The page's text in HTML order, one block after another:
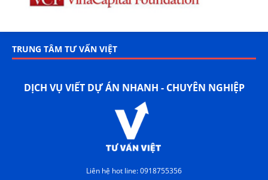
TRUNG TÂM TƯ VẤN VIỆT
DỊCH VỤ VIẾT DỰ ÁN NHANH - CHUYÊN NGHIỆP
Liên hệ hot line: 0918755356